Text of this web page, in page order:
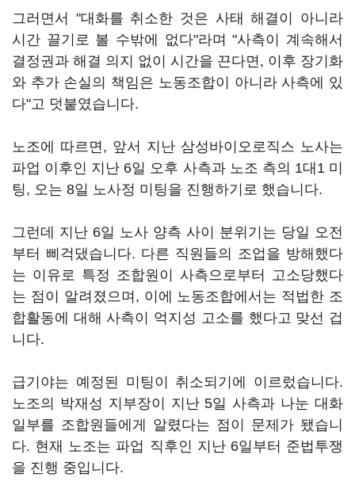
그러면서 "대화를 취소한 것은 사태 해결이 아니라
시간 끌기로 볼 수밖에 없다"라며 "사측이 계속해서
결정권과 해결 의지 없이 시간을 끈다면, 이후 장기화
와 추가 손실의 책임은 노동조합이 아니라 사측에 있
다"고 덧붙였습니다.
노조에 따르면, 앞서 지난 삼성바이오로직스 노사는
파업 이후인 지난 6일 오후 사측과 노조 측의 1대1 미
팅, 오는 8일 노사정 미팅을 진행하기로 했습니다.
그런데 지난 6일 노사 양측 사이 분위기는 당일 오전
부터 삐걱댔습니다. 다른 직원들의 조업을 방해했다
는 이유로 특정 조합원이 사측으로부터 고소당했다
는 점이 알려졌으며, 이에 노동조합에서는 적법한 조
합활동에 대해 사측이 억지성 고소를 했다고 맞선 겁
니다.
급기야는 예정된 미팅이 취소되기에 이르렀습니다.
노조의 박재성 지부장이 지난 5일 사측과 나눈 대화
일부를 조합원들에게 알렸다는 점이 문제가 됐습니
다. 현재 노조는 파업 직후인 지난 6일부터 준법투쟁
을 진행 중입니다.